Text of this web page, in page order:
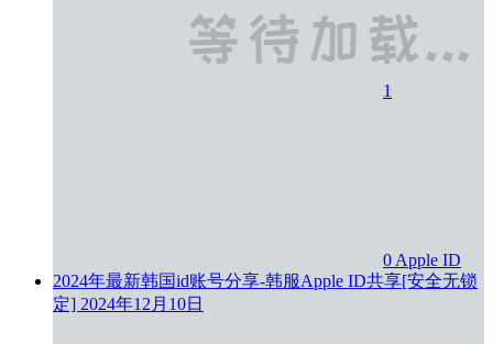
1
0 Apple ID
2024年最新韩国id账号分享-韩服Apple ID共享[安全无锁
定] 2024年12月10日